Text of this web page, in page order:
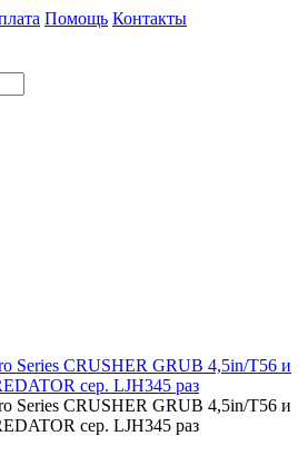
Помощь Контакты
Series CRUSHER GRUB 4,5in/T56 и
сер. LJH345 раз
Series CRUSHER GRUB 4,5in/T56 и
сер. LJH345 раз